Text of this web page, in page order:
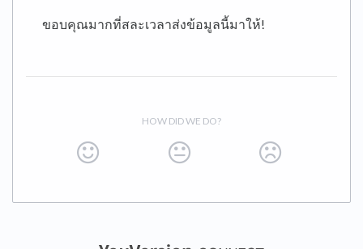
ขอบคุณมากที่สละเวลาส่งข้อมูลนี้มาให้!
HOW DID WE DO?